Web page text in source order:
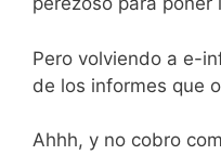
Pero volviendo a e-
de los informes que
Ahhh, y no cobro